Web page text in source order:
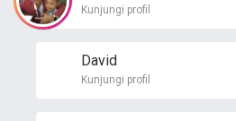
Kunjungi profil
David
Kunjungi profil